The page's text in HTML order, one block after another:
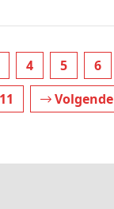
4 5 6
11 Volgende